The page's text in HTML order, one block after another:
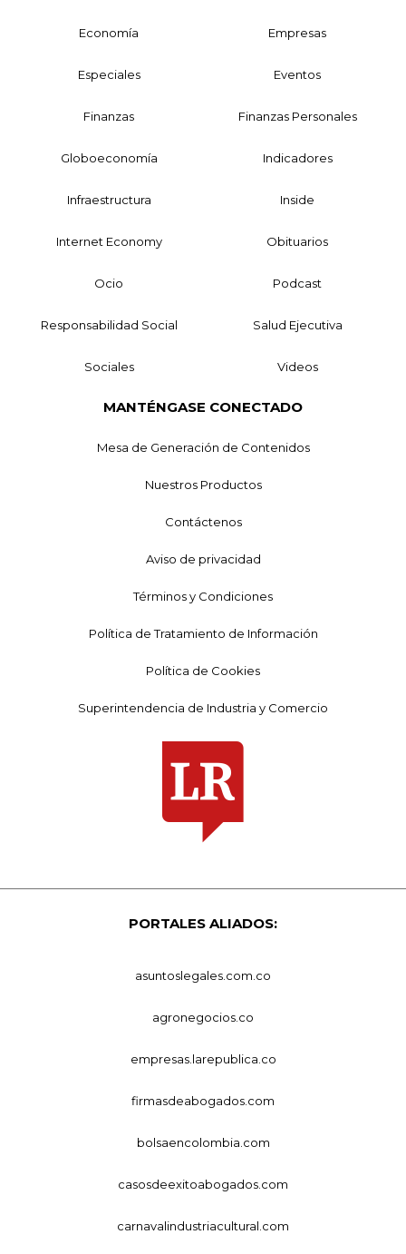
Economía Empresas
Especiales Eventos
Finanzas Finanzas Personales
Globoeconomía Indicadores
Infraestructura Inside
Internet Economy Obituarios
Ocio Podcast
Responsabilidad Social Salud Ejecutiva
Sociales Videos
MANTÉNGASE CONECTADO
Mesa de Generación de Contenidos
Nuestros Productos
Contáctenos
Aviso de privacidad
Términos y Condiciones
Política de Tratamiento de Información
Política de Cookies
Superintendencia de Industria y Comercio
PORTALES ALIADOS:
asuntoslegales.com.co
agronegocios.co
empresas.larepublica.co
firmasdeabogados.com
bolsaencolombia.com
casosdeexitoabogados.com
carnavalindustriacultural.com